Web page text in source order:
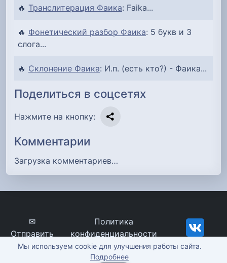
🔥 Транслитерация Фаика: Faika...
🔥 Фонетический разбор Фаика: 5 букв и 3
слога...
🔥 Склонение Фаика: И.п. (есть кто?) - Фаика...
Поделиться в соцсетях
Нажмите на кнопку:
Комментарии
Загрузка комментариев…
✉
Отправить
сообщение
Политика
конфиденциальности
imena-znachenie.ru, ©
2012-2026
Мы используем cookie для улучшения работы сайта.
Подробнее